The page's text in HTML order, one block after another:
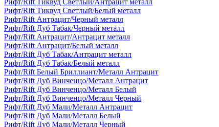
Рифт/Rift Тиквуд Светлый/Антрацит металл
Рифт/Rift Тиквуд Светлый/Белый металл
Рифт/Rift Антрацит/Черный металл
Рифт/Rift Дуб Табак/Черный металл
Рифт/Rift Антрацит/Антрацит металл
Рифт/Rift Антрацит/Белый металл
Рифт/Rift Дуб Табак/Антрацит металл
Рифт/Rift Дуб Табак/Белый металл
Рифт/Rift Белый Бриллиант/Металл Антрацит
Рифт/Rift Дуб Винченцо/Металл Антрацит
Рифт/Rift Дуб Винченцо/Металл Белый
Рифт/Rift Дуб Винченцо/Металл Черный
Рифт/Rift Дуб Мали/Металл Антрацит
Рифт/Rift Дуб Мали/Металл Белый
Рифт/Rift Дуб Мали/Металл Черный